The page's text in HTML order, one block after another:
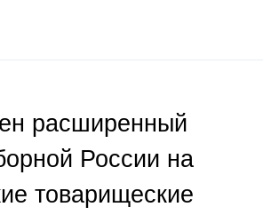
расширенный
России на
товарищеские